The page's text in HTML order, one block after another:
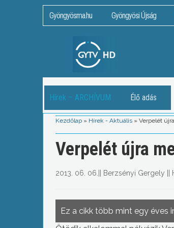
Gyöngyösma.hu Gyöngyösi Újság
Hírek – ARCHÍVUM Élő adás
Kezdőlap » Hírek - Aktuális » Verpelét
Verpelét újra
2013. 06. 06. Berzsényi Gergely
Ez a cikk több mint egy éves